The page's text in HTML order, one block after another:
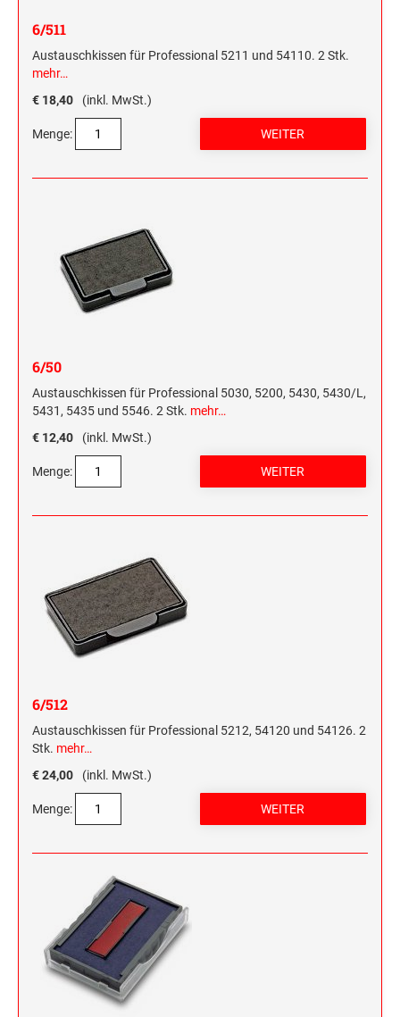
SONSTIGE CLASSIC LINE HANDSTEMPEL
CLASSIC LINE DATUMSTEMPEL +
WORTBANDDREHSTEMPEL
HOLZRUNDSTEMPEL BIS 55 MM
STEMPELTRÄGER
6/511
Austauschkissen für Professional 5211 und 54110. 2 Stk.
mehr…
€ 18,40
(inkl. MwSt.)
Menge:
6/50
Austauschkissen für Professional 5030, 5200, 5430, 5430/L,
5431, 5435 und 5546. 2 Stk. mehr…
€ 12,40
(inkl. MwSt.)
Menge:
6/512
Austauschkissen für Professional 5212, 54120 und 54126. 2
Stk. mehr…
€ 24,00
(inkl. MwSt.)
Menge: